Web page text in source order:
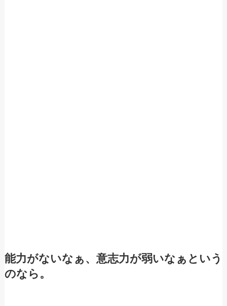
能力がないなぁ、意志力が弱いなぁという
のなら。